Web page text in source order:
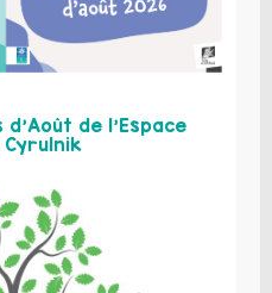
de l’Espace
Cyrulnik